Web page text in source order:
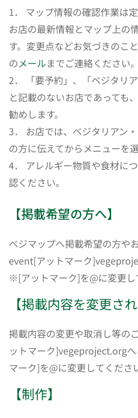
1． マップ情報の確認作業は
お店の最新情報とマップ上の
す。変更点などお気づきのこ
のメールまでご連絡ください。
2． 「要予約」、「ベジタリ
と記載のないお店であっても
勧めします。
3． お店では、ベジタリアン
の方に伝えてからメニューを
4． アレルギー物質や食材に
認ください。
【掲載希望の方へ】
ベジマップへ掲載希望の方や
event[アットマーク
※[アットマーク]を@に変更し
【掲載内容を変更さ
掲載内容の変更や取消し等の
ットマーク]vegeproject.org
マーク]を@に変更してくださ
【制作】